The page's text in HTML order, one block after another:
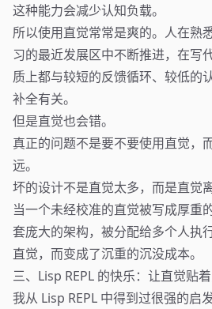
这种能力会减少认知负载。
所以使用直觉常常是爽的。人在熟
习的最近发展区中不断推进，在写
质上都与较短的反馈循环、较低的
补全有关。
但是直觉也会错。
真正的问题不是要不要使用直觉，
远。
坏的设计不是直觉太多，而是直觉
当一个未经校准的直觉被写成厚重
套庞大的架构，被分配给多个人执
直觉，而变成了沉重的沉没成本。
三、Lisp REPL 的快乐：让直觉贴
我从 Lisp REPL 中得到过很强的启